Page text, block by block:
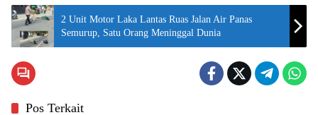
2 Unit Motor Laka Lantas Ruas Jalan Air Panas
Semurup, Satu Orang Meninggal Dunia
Pos Terkait